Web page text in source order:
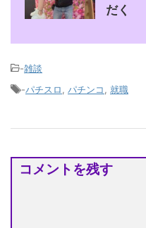
だく
-雑談
-パチスロ パチンコ 就職
コメントを残す